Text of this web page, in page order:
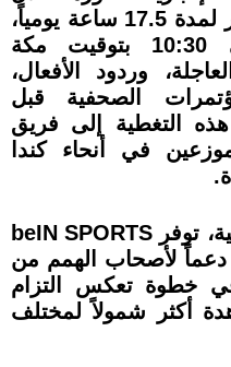
البطولة ببث مباشر ومستمر لمدة 17.5 ساعة يومياً،
من الساعة 17:00 حتى 10:30 بتوقيت مكة
وردود الأفعال،
الصحفية قبل
هذه التغطية إلى فريق
موزعين في أنحاء كندا
ولضمان وصول أوسع للتغطية، توفر beIN SPORTS
دعماً لأصحاب الهمم من
خطوة تعكس التزام
أكثر شمولاً لمختلف